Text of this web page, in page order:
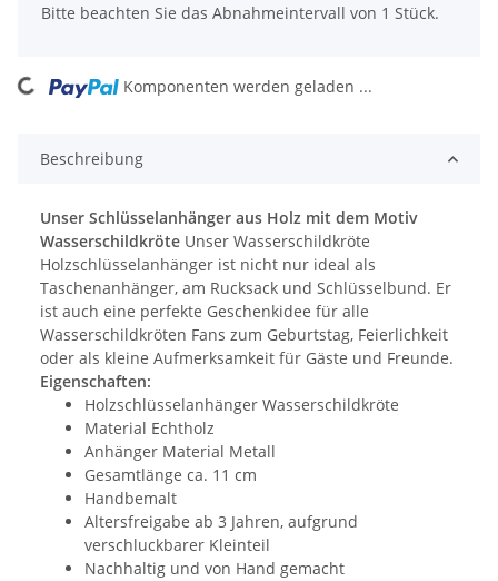
x
Bitte beachten Sie das Abnahmeintervall von 1 Stück.
Komponenten werden geladen ...
Beschreibung
Unser Schlüsselanhänger aus Holz mit dem Motiv
Wasserschildkröte Unser Wasserschildkröte
Holzschlüsselanhänger ist nicht nur ideal als
Taschenanhänger, am Rucksack und Schlüsselbund. Er
ist auch eine perfekte Geschenkidee für alle
Wasserschildkröten Fans zum Geburtstag, Feierlichkeit
oder als kleine Aufmerksamkeit für Gäste und Freunde.
Eigenschaften:
Holzschlüsselanhänger Wasserschildkröte
Material Echtholz
Anhänger Material Metall
Gesamtlänge ca. 11 cm
Handbemalt
Altersfreigabe ab 3 Jahren, aufgrund
verschluckbarer Kleinteil
Nachhaltig und von Hand gemacht